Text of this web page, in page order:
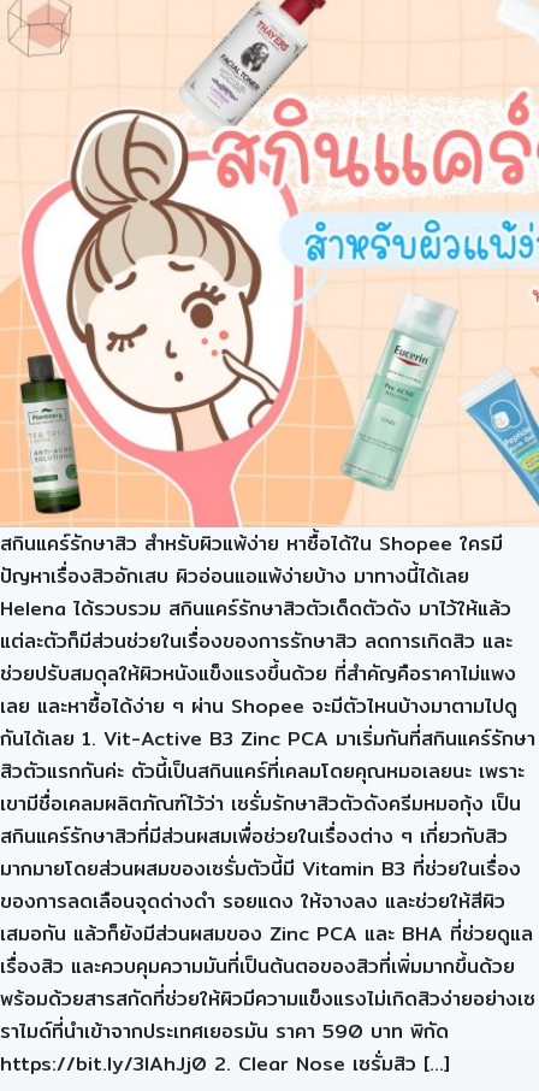
สกินแคร์รักษาสิว สำหรับผิวแพ้ง่าย หาซื้อได้ใน Shopee ใครมี
ปัญหาเรื่องสิวอักเสบ ผิวอ่อนแอแพ้ง่ายบ้าง มาทางนี้ได้เลย
Helena ได้รวบรวม สกินแคร์รักษาสิวตัวเด็ดตัวดัง มาไว้ให้แล้ว
แต่ละตัวก็มีส่วนช่วยในเรื่องของการรักษาสิว ลดการเกิดสิว และ
ช่วยปรับสมดุลให้ผิวหนังแข็งแรงขึ้นด้วย ที่สำคัญคือราคาไม่แพง
เลย และหาซื้อได้ง่าย ๆ ผ่าน Shopee จะมีตัวไหนบ้างมาตามไปดู
กันได้เลย 1. Vit-Active B3 Zinc PCA มาเริ่มกันที่สกินแคร์รักษา
สิวตัวแรกกันค่ะ ตัวนี้เป็นสกินแคร์ที่เคลมโดยคุณหมอเลยนะ เพราะ
เขามีชื่อเคลมผลิตภัณฑ์ไว้ว่า เซรั่มรักษาสิวตัวดังครีมหมอกุ้ง เป็น
สกินแคร์รักษาสิวที่มีส่วนผสมเพื่อช่วยในเรื่องต่าง ๆ เกี่ยวกับสิว
มากมายโดยส่วนผสมของเซรั่มตัวนี้มี Vitamin B3 ที่ช่วยในเรื่อง
ของการลดเลือนจุดด่างดำ รอยแดง ให้จางลง และช่วยให้สีผิว
เสมอกัน แล้วก็ยังมีส่วนผสมของ Zinc PCA และ BHA ที่ช่วยดูแล
เรื่องสิว และควบคุมความมันที่เป็นต้นตอของสิวที่เพิ่มมากขึ้นด้วย
พร้อมด้วยสารสกัดที่ช่วยให้ผิวมีความแข็งแรงไม่เกิดสิวง่ายอย่างเซ
ราไมด์ที่นำเข้าจากประเทศเยอรมัน ราคา 590 บาท พิกัด
https://bit.ly/3lAhJj0 2. Clear Nose เซรั่มสิว […]